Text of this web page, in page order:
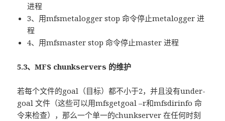
进程
3、用mfsmetalogger stop 命令停止metalogger 进
程
4、用mfsmaster stop 命令停止master 进程
5.3、MFS chunkservers 的维护
若每个文件的goal（目标）都不小于2，并且没有under-
goal 文件（这些可以用mfsgetgoal –r和mfsdirinfo 命
令来检查），那么一个单一的chunkserver 在任何时刻